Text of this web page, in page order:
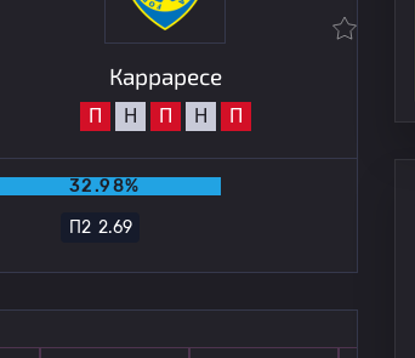
Карраресе
П Н П Н П
32.98%
П2 2.69
Карраресе
15.08